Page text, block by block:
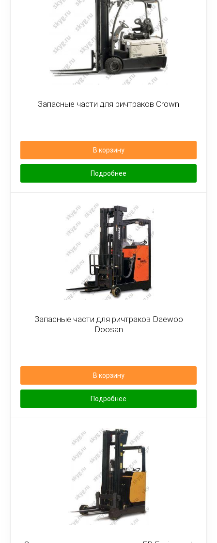
Запасные части для ричтраков Crown
В корзину
Подробнее
Запасные части для ричтраков Daewoo
Doosan
В корзину
Подробнее